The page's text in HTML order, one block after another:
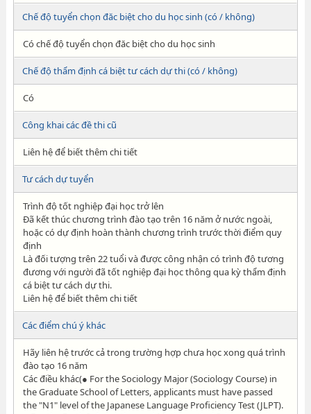
Chế độ tuyển chọn đăc biệt cho du học sinh (có / không)
Có chế độ tuyển chọn đăc biệt cho du học sinh
Chế độ thẩm định cá biệt tư cách dự thi (có / không)
Có
Công khai các đề thi cũ
Liên hệ để biết thêm chi tiết
Tư cách dự tuyển
Trình độ tốt nghiệp đại học trở lên
Đã kết thúc chương trình đào tạo trên 16 năm ở nước ngoài,
hoặc có dự định hoàn thành chương trình trước thời điểm quy
định
Là đối tượng trên 22 tuổi và được công nhận có trình độ tương
đương với người đã tốt nghiệp đại học thông qua kỳ thẩm định
cá biệt tư cách dự thi.
Liên hệ để biết thêm chi tiết
Các điểm chú ý khác
Hãy liên hệ trước cả trong trường hợp chưa học xong quá trình
đào tạo 16 năm
Các điều khác(● For the Sociology Major (Sociology Course) in
the Graduate School of Letters, applicants must have passed
the "N1" level of the Japanese Language Proficiency Test (JLPT).